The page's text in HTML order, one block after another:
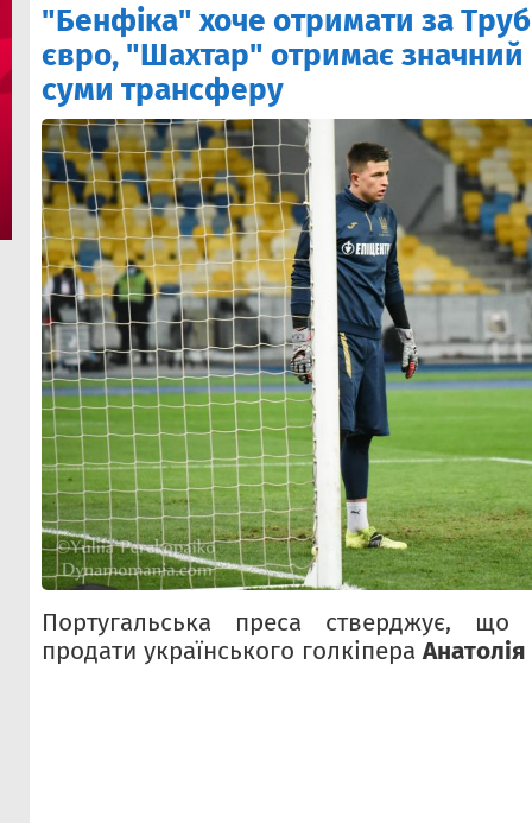
"Бенфіка" хоче отримати за
євро, "Шахтар" отримає значний
суми трансферу
Португальська преса стверджує, що
продати українського голкіпера